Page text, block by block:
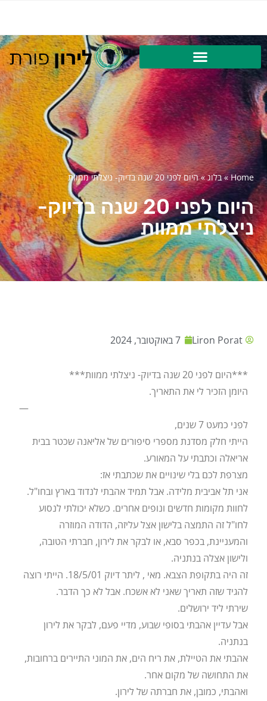
Home
»בלוג»היום לפני 20 שנה בדיוק- ניצלתי ממוות
היום לפני 20 שנה בדיוק-
ניצלתי ממוות
Liron Porat 7 באוקטובר, 2024
***היום לפני 20 שנה בדיוק- ניצלתי ממוות***
היומן הזכיר לי את התאריך.
—
לפני כמעט 7 שנים,
הייתי חלק מסדנת מספרי סיפורים של אליאנה שכטר בבית
אריאלה וכתבתי על המאורע.
מצרפת לכם בלי שינויים את שכתבתי אז:
אני תל אביבית מלידה. אבל תמיד אהבתי לנדוד בארץ ובחו"ל.
לחוות מקומות חדשים ונופים אחרים. כשלא יכולתי לנסוע
לחו"ל זה התמצה בלישון אצל עליזה, הדודה המוזרה
והמעניינת, בכפר סבא, או לבקר את לירון, חברתי הטובה,
ולישון אצלה בנתניה.
זה היה בתקופת הצבא. מאי , ליתר דיוק 18/5/01. הייתי רוצה
להגיד שזה תאריך שאני לא אשכח. אבל לא כך הדבר.
שירתי ליד ירושלים.
אבל עדיין אהבתי בסופי שבוע, מדיי פעם, לבקר את לירון
בנתניה.
אהבתי את הטיילת, את ריח הים, את המוני התיירים ברחובות,
את התחושה של מקום אחר.
ואהבתי, כמובן, את חברתה של לירון.